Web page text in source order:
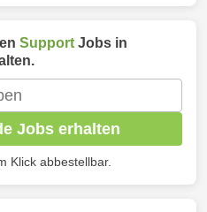
Support Jobs in
Jobs erhalten
Klick abbestellbar.